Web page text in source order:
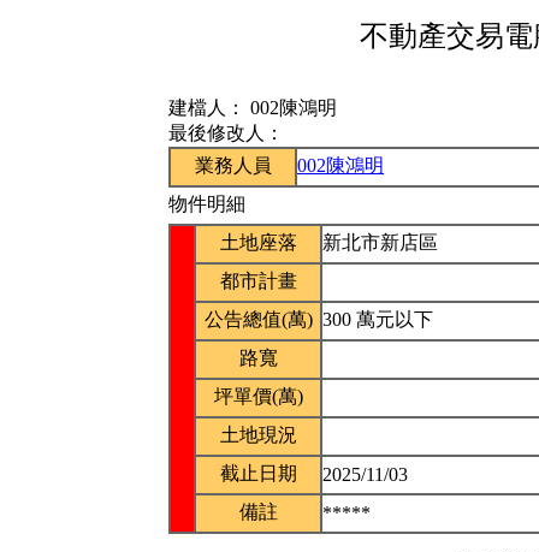
不動產交易
建檔人： 002陳鴻明
最後修改人：
業務人員
002陳鴻明
物件明細
土地座落
新北市新店區
都市計畫
公告總值(萬) 300 萬元以下
路寬
坪單價(萬)
土地現況
截止日期
2025/11/03
備註
*****